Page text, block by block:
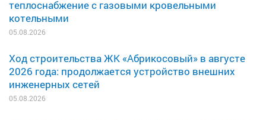
теплоснабжение с газовыми кровельными
котельными
05.08.2026
Ход строительства ЖК «Абрикосовый» в августе
2026 года: продолжается устройство внешних
инженерных сетей
05.08.2026